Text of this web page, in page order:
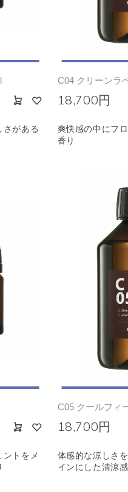
さがある
C04 クリーンラ
18,700円
爽快感の中にフ
香り
ントをメ
C05 クールフィ
18,700円
体感的な涼しさ
インにした清涼